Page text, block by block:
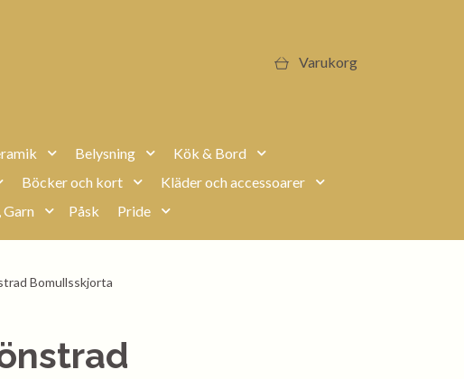
Varukorg
Belysning
Kök & Bord
Böcker och kort
Kläder och accessoarer
Garn Påsk Pride
Bomullsskjorta